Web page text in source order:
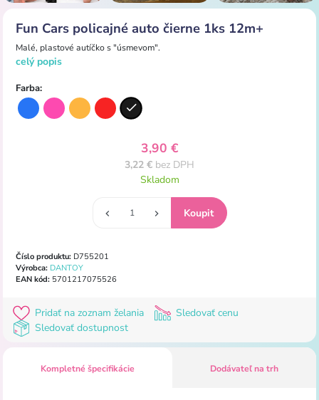
Fun Cars policajné auto čierne 1ks 12m+
Malé, plastové autíčko s "úsmevom".
celý popis
Farba:
3,90 €
3,22 € bez DPH
Skladom
Číslo produktu:D755201
Výrobca: DANTOY
EAN kód:5701217075526
Pridať na zoznam želania
Sledovať cenu
Sledovať dostupnost
Kompletné špecifikácie Dodávateľ na trh